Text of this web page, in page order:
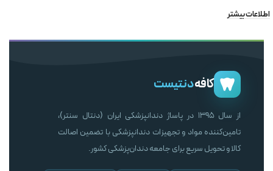
اطلاعات بیشتر
کافهدنتیست
از سال ۱۳۹۵ در پاساژ دندانپزشکی ایران (دنتال سنتر)،
تامین‌کننده مواد و تجهیزات دندانپزشکی با تضمین اصالت
کالا و تحویل سریع برای جامعه دندان‌پزشکی کشور.